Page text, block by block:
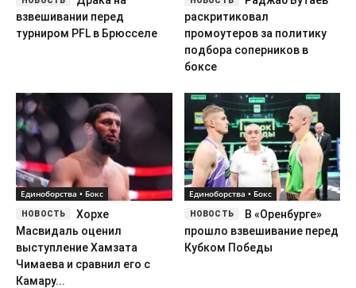
взвешивании перед
турниром PFL в Брюсселе
раскритиковал
промоутеров за политику
подбора соперников в
боксе
Единоборства • Бокс
Хорхе
Масвидаль оценил
выступление Хамзата
Чимаева и сравнил его с
Камару...
Единоборства • Бокс
В «Оренбурге»
прошло взвешивание перед
Кубком Победы